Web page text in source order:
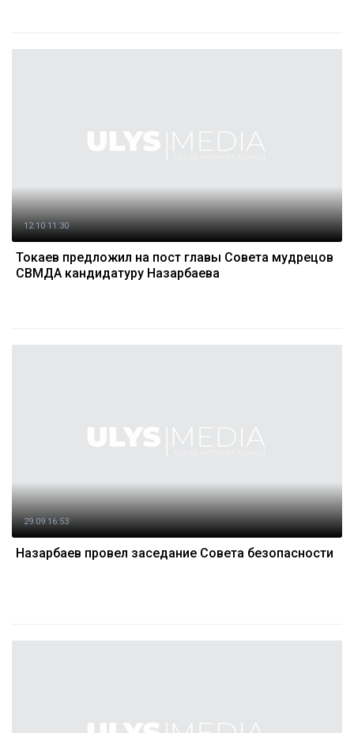
12.10 11:30
Токаев предложил на пост главы Совета мудрецов
СВМДА кандидатуру Назарбаева
29.09 16:53
Назарбаев провел заседание Совета безопасности